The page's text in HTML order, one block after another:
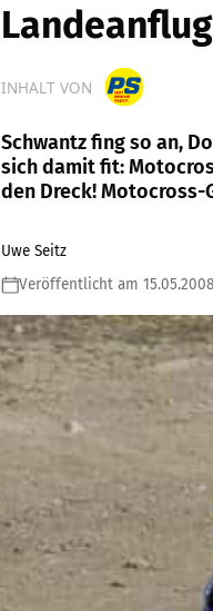
Landeanflug
INHALT VON
Schwantz fing so an,
sich damit fit:
den Dreck!
Uwe Seitz
Veröffentlicht am 15.05.2008